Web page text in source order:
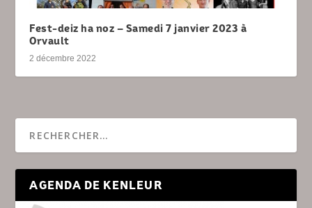
Fest-deiz ha noz – Samedi 7 janvier 2023 à
Orvault
2 décembre 2022
AGENDA DE KENLEUR